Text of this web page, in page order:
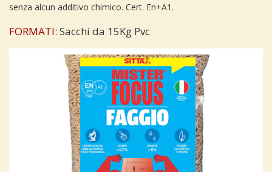
senza alcun additivo chimico. Cert. En+A1.
FORMATI: Sacchi da 15Kg Pvc